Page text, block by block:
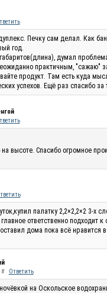
Печку сам делал. Как
год.
думал
практичным, "сажаю"
продукт. Там есть куда
успехов. Ещё раз спасибо за
на высоте. Спасибо огромное
палатку 2,2×2,2×2 3-
ответственно подходит
дома пока всё
# Ответить
на Оскольское